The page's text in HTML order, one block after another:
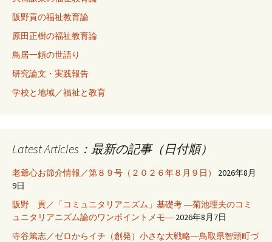
阪野貢の福祉教育論
原田正樹の福祉教育論
鳥居一頼の世語り
研究論文・実践報告
学校と地域／福祉と教育
Latest Articles：最新の記事（日付順）
老爺心お節介情報／第８９号（２０２６年８月９日）
2026年8月
9日
阪野 貢／「コミュニタリアニズム」基礎考 ―菊池理夫のコミ
ュニタリアニズム論のワンポイントメモ― 2026年8月7日
寺谷篤志／ゼロからイチ（創発）小さな大戦略―鳥取県智頭町づ